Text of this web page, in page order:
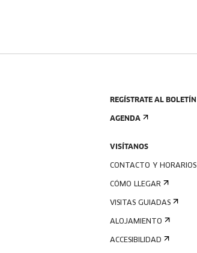
REGÍSTRATE AL BOLETÍN
AGENDA
VISÍTANOS
CONTACTO Y HORARIOS
CÓMO LLEGAR
VISITAS GUIADAS
ALOJAMIENTO
ACCESIBILIDAD